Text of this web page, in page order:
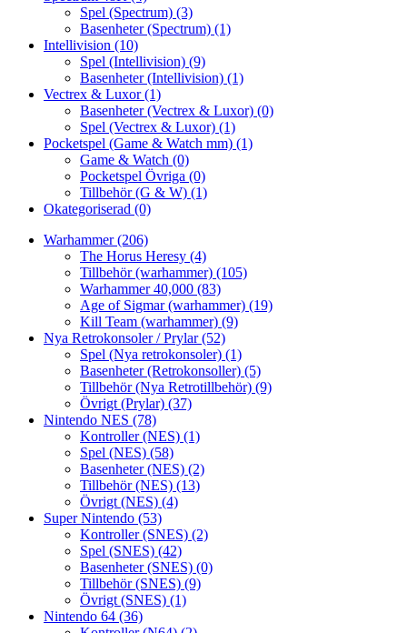
Spel (Spectrum) (3)
Basenheter (Spectrum) (1)
Intellivision (10)
Spel (Intellivision) (9)
Basenheter (Intellivision) (1)
Vectrex & Luxor(1)
Basenheter (Vectrex & Luxor) (0)
Spel (Vectrex & Luxor) (1)
Pocketspel (Game & Watch mm) (1)
Game & Watch (0)
Pocketspel Övriga (0)
Tillbehör (G & W) (1)
Okategoriserad (0)
Warhammer(206)
The Horus Heresy (4)
Tillbehör (warhammer) (105)
Warhammer 40,000 (83)
Age of Sigmar (warhammer) (19)
Kill Team (warhammer) (9)
Nya Retrokonsoler / Prylar(52)
Spel (Nya retrokonsoler) (1)
Basenheter (Retrokonsoller) (5)
Tillbehör (Nya Retrotillbehör) (9)
Övrigt (Prylar) (37)
Nintendo NES (78)
Kontroller (NES) (1)
Spel (NES) (58)
Basenheter (NES) (2)
Tillbehör (NES) (13)
Övrigt (NES) (4)
Super Nintendo (53)
Kontroller (SNES) (2)
Spel (SNES) (42)
Basenheter (SNES) (0)
Tillbehör (SNES) (9)
Övrigt (SNES) (1)
Nintendo 64 (36)